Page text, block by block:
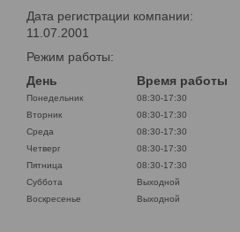
Дата регистрации компании:
11.07.2001
Режим работы:
День
Время работы
Понедельник
08:30-17:30
Вторник
08:30-17:30
Среда
08:30-17:30
Четверг
08:30-17:30
Пятница
08:30-17:30
Суббота
Выходной
Воскресенье
Выходной